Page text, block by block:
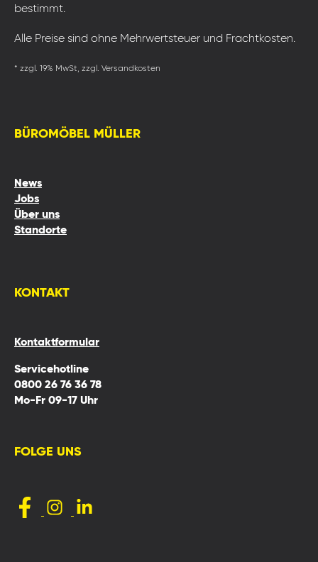
bestimmt.
Alle Preise sind ohne Mehrwertsteuer und Frachtkosten.
* zzgl. 19% MwSt, zzgl. Versandkosten
BÜROMÖBEL MÜLLER
News
Jobs
Über uns
Standorte
KONTAKT
Kontaktformular
Servicehotline
0800 26 76 36 78
Mo-Fr 09-17 Uhr
FOLGE UNS